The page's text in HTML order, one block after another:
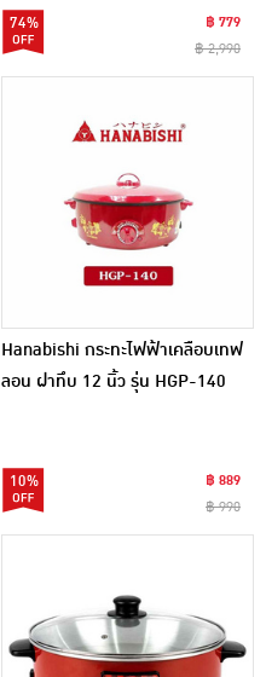
74%
฿ 779
฿ 2,990
Hanabishi กระทะไฟฟ้าเคลือบเทฟ
ลอน ฝาทึบ 12 นิ้ว รุ่น HGP-140
10%
฿ 889
฿ 990